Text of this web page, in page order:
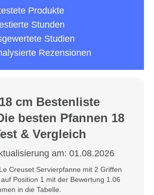
Produkte
Stunden
Studien
Rezensionen
cm Bestenliste
besten Pfannen 18
& Vergleich
am: 01.08.2026
Creuset Servierpfanne mit 2 Griffen
Position 1 mit der Bewertung 1.06
in die Tabelle.